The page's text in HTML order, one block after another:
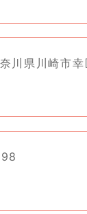
川県川崎市